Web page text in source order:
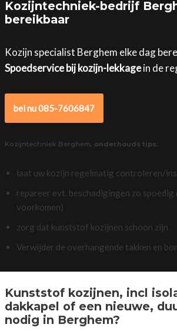
Kozijntechniek-bedrijf
bereikbaar
Kozijn specialist Berghem elke dag
Spoedservice bij kozijn-lekkagein de
bel nu 085-7606847
Kozijntechniek Berghem, onderhouds tips:
laat uw kozijn regelmatig controleren/
repareer evt. beschadigingen zo
voorkomen)
zorg dat kunststof kozijnen schoon zijn
Verwijder de overhangende takken en
Kunststof kozijnen, incl
dakkapel of een nieuwe,
nodig in Berghem?